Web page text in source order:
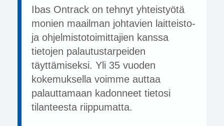
Ibas Ontrack on tehnyt yhteistyötä
monien maailman johtavien laitteisto-
ja ohjelmistotoimittajien kanssa
tietojen palautustarpeiden
täyttämiseksi. Yli 35 vuoden
kokemuksella voimme auttaa
palauttamaan kadonneet tietosi
tilanteesta riippumatta.